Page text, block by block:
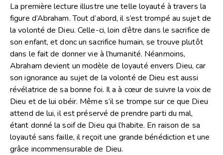
La première lecture illustre une telle loyauté à travers la
figure d’Abraham. Tout d’abord, il s’est trompé au sujet de
la volonté de Dieu. Celle-ci, loin d’être dans le sacrifice de
son enfant, et donc un sacrifice humain, se trouve plutôt
dans le fait de donner vie à l’humanité. Néanmoins,
Abraham devient un modèle de loyauté envers Dieu, car
son ignorance au sujet de la volonté de Dieu est aussi
révélatrice de sa bonne foi. Il a à cœur de suivre la voix de
Dieu et de lui obéir. Même s’il se trompe sur ce que Dieu
attend de lui, il est préservé de prendre parti du mal,
étant donné la soif de Dieu qui l’habite. En raison de sa
loyauté sans faille, il reçoit une grande bénédiction et une
grâce incommensurable de Dieu.